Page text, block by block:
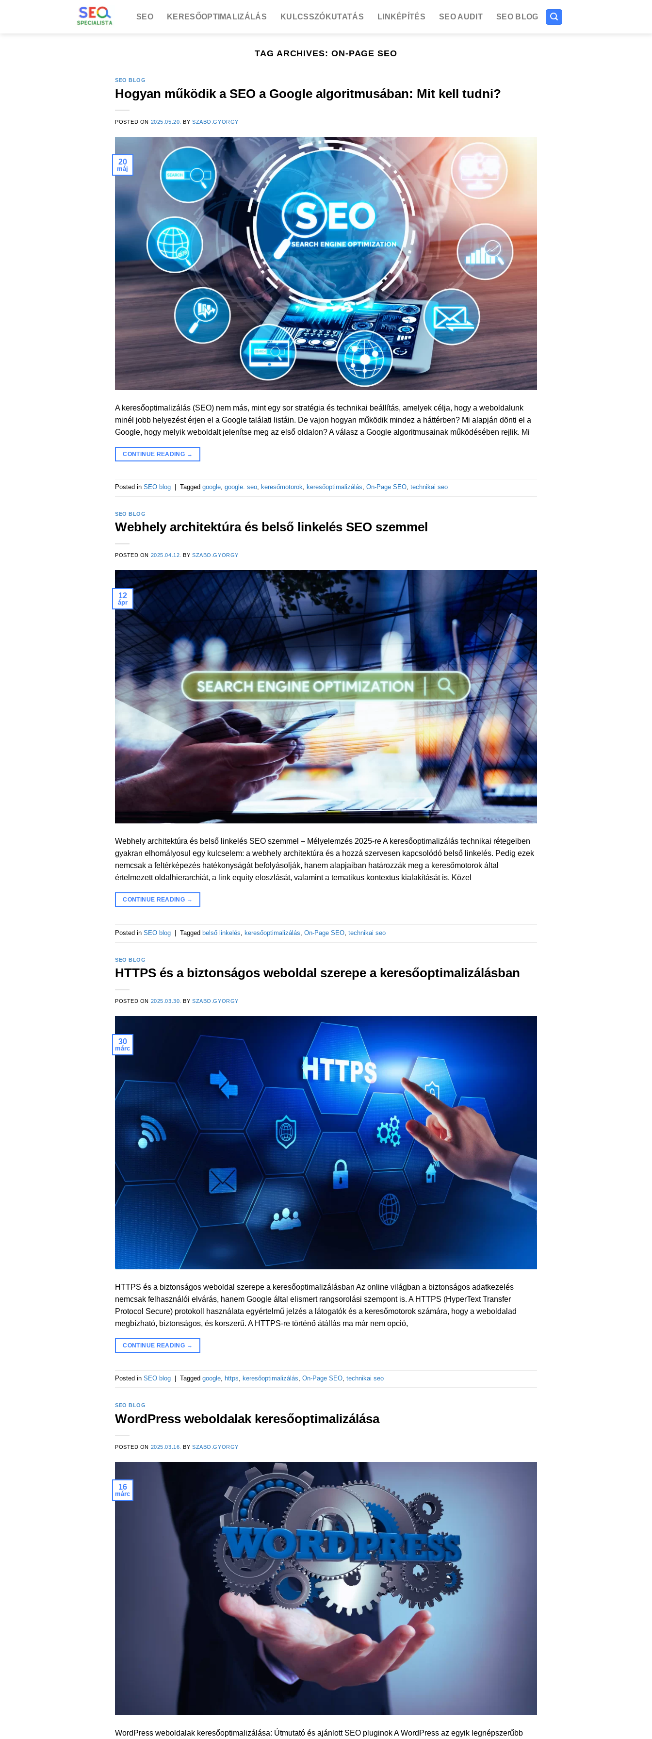
SEO KERESŐOPTIMALIZÁLÁS KULCSSZÓKUTATÁS LINKÉPÍTÉS SEO AUDIT SEO BLOG
TAG ARCHIVES: ON-PAGE SEO
SEO BLOG
Hogyan működik a SEO a Google algoritmusában: Mit kell tudni?
POSTED ON 2025.05.20. BYSZABO.GYORGY
20
máj
A keresőoptimalizálás (SEO) nem más, mint egy sor stratégia és technikai beállítás, amelyek célja, hogy a weboldalunk
minél jobb helyezést érjen el a Google találati listáin. De vajon hogyan működik mindez a háttérben? Mi alapján dönti el a
Google, hogy melyik weboldalt jelenítse meg az első oldalon? A válasz a Google algoritmusainak működésében rejlik. Mi
CONTINUE READING →
Posted in SEO blog Tagged google, google. seo, keresőmotorok, keresőoptimalizálás, On-Page SEO, technikai seo
SEO BLOG
Webhely architektúra és belső linkelés SEO szemmel
POSTED ON 2025.04.12. BYSZABO.GYORGY
12
ápr
Webhely architektúra és belső linkelés SEO szemmel – Mélyelemzés 2025-re A keresőoptimalizálás technikai rétegeiben
gyakran elhomályosul egy kulcselem: a webhely architektúra és a hozzá szervesen kapcsolódó belső linkelés. Pedig ezek
nemcsak a feltérképezés hatékonyságát befolyásolják, hanem alapjaiban határozzák meg a keresőmotorok által
értelmezett oldalhierarchiát, a link equity eloszlását, valamint a tematikus kontextus kialakítását is. Közel
CONTINUE READING →
Posted in SEO blog Tagged belső linkelés keresőoptimalizálás On-Page SEO technikai seo
SEO BLOG
HTTPS és a biztonságos weboldal szerepe a keresőoptimalizálásban
POSTED ON 2025.03.30. BYSZABO.GYORGY
30
márc
HTTPS és a biztonságos weboldal szerepe a keresőoptimalizálásban Az online világban a biztonságos adatkezelés
nemcsak felhasználói elvárás, hanem Google által elismert rangsorolási szempont is. A HTTPS (HyperText Transfer
Protocol Secure) protokoll használata egyértelmű jelzés a látogatók és a keresőmotorok számára, hogy a weboldalad
megbízható, biztonságos, és korszerű. A HTTPS-re történő átállás ma már nem opció,
CONTINUE READING →
Posted in SEO blog Tagged google, https, keresőoptimalizálás, On-Page SEO, technikai seo
SEO BLOG
WordPress weboldalak keresőoptimalizálása
POSTED ON 2025.03.16. BYSZABO.GYORGY
16
márc
WordPress weboldalak keresőoptimalizálása: Útmutató és ajánlott SEO pluginok A WordPress az egyik legnépszerűbb